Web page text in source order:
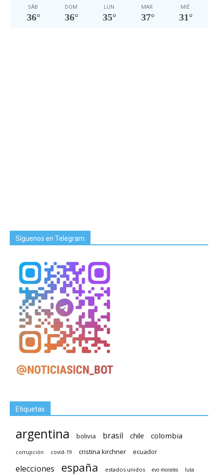
SÁB
36°
DOM
36°
LUN
35°
MAR
37°
MIÉ
31°
Síguenos en Telegram
Etiquetas
argentina bolivia brasil chile colombia
corrupción covid-19 cristina kirchner ecuador
elecciones españa estados unidos evo morales lula